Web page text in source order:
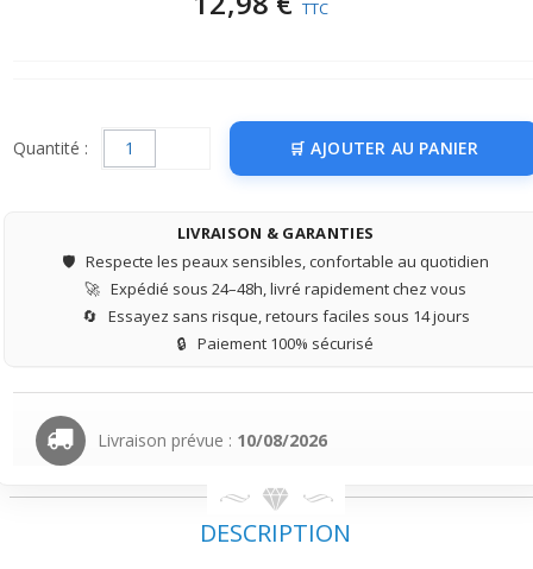
TTC
Quantité : AJOUTER AU PANIER
LIVRAISON & GARANTIES
🛡️ Respecte les peaux sensibles, confortable au quotidien
🚀 Expédié sous 24–48h, livré rapidement chez vous
🔄 Essayez sans risque, retours faciles sous 14 jours
🔒 Paiement 100% sécurisé
Livraison prévue : 10/08/2026
DESCRIPTION